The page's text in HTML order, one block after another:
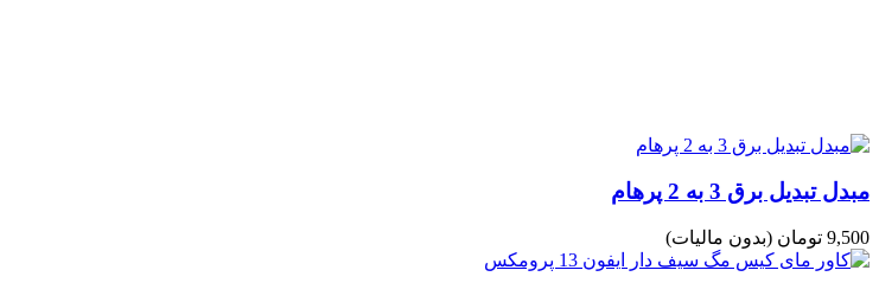
مبدل تبدیل برق 3 به 2 پرهام
9,500 تومان (بدون مالیات)